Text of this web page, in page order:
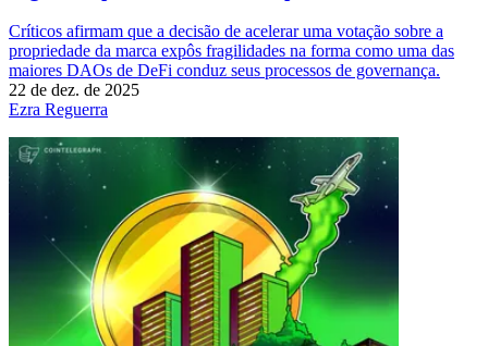
Críticos afirmam que a decisão de acelerar uma votação sobre a
propriedade da marca expôs fragilidades na forma como uma das
maiores DAOs de DeFi conduz seus processos de governança.
22 de dez. de 2025
Ezra Reguerra